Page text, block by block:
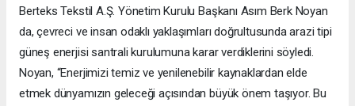
Berteks Tekstil A.Ş. Yönetim Kurulu Başkanı Asım Berk Noyan
da, çevreci ve insan odaklı yaklaşımları doğrultusunda arazi tipi
güneş enerjisi santrali kurulumuna karar verdiklerini söyledi.
Noyan, “Enerjimizi temiz ve yenilenebilir kaynaklardan elde
etmek dünyamızın geleceği açısından büyük önem taşıyor. Bu